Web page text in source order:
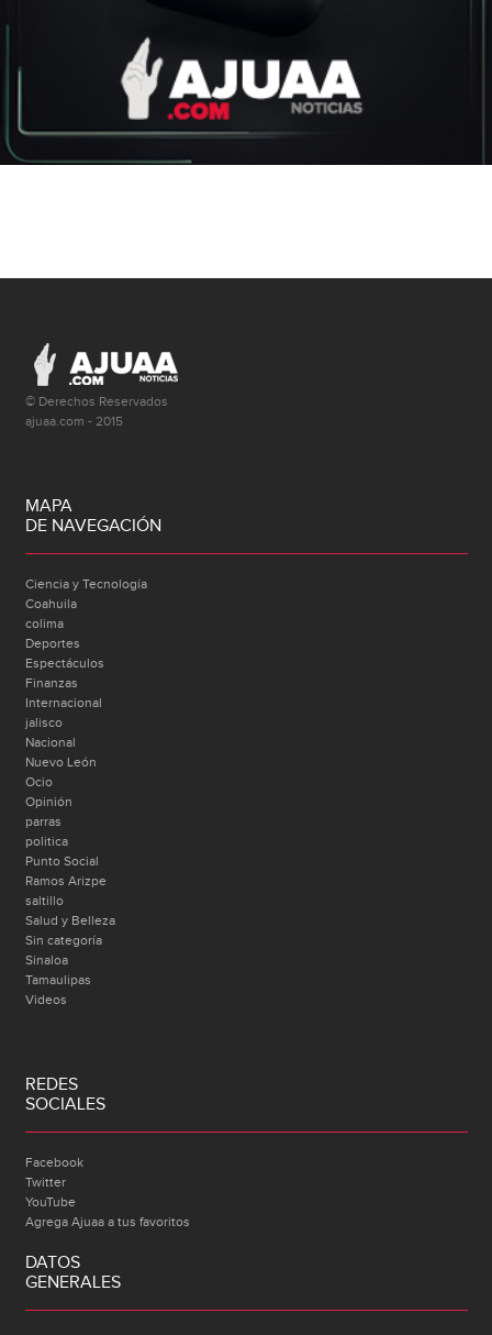
© Derechos Reservados
ajuaa.com - 2015
MAPA
DE NAVEGACIÓN
Ciencia y Tecnología
Coahuila
colima
Deportes
Espectáculos
Finanzas
Internacional
jalisco
Nacional
Nuevo León
Ocio
Opinión
parras
politica
Punto Social
Ramos Arizpe
saltillo
Salud y Belleza
Sin categoría
Sinaloa
Tamaulipas
Videos
REDES
SOCIALES
Facebook
Twitter
YouTube
Agrega Ajuaa a tus favoritos
DATOS
GENERALES